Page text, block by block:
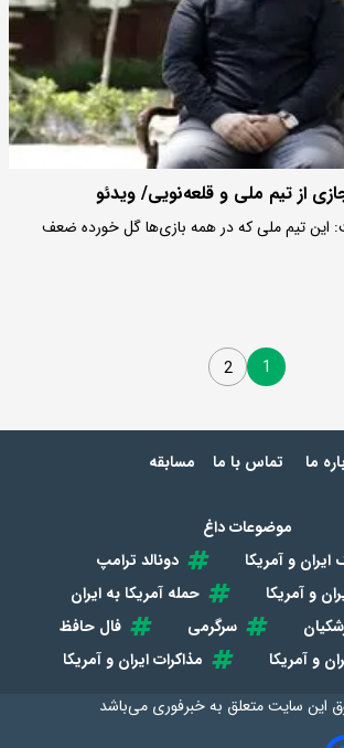
از تیم ملی و قلعه‌نویی/ ویدئو
این تیم ملی که در همه بازی‌ها گل خورده ضعف
1
2
ما تماس با ما مسابقه
موضوعات داغ
و آمریکا
دونالد ترامپ
و آمریکا
حمله آمریکا به ایران
سرگرمی
فال حافظ
و آمریکا
مذاکرات ایران و آمریکا
این سایت متعلق بهخبرفوری می‌باشد